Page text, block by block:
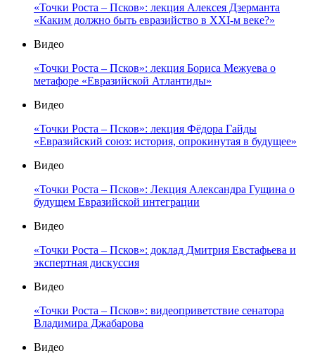
«Точки Роста – Псков»: лекция Алексея Дзерманта
«Каким должно быть евразийство в XXI-м веке?»
Видео
«Точки Роста – Псков»: лекция Бориса Межуева о
метафоре «Евразийской Атлантиды»
Видео
«Точки Роста – Псков»: лекция Фёдора Гайды
«Евразийский союз: история, опрокинутая в будущее»
Видео
«Точки Роста – Псков»: Лекция Александра Гущина о
будущем Евразийской интеграции
Видео
«Точки Роста – Псков»: доклад Дмитрия Евстафьева и
экспертная дискуссия
Видео
«Точки Роста – Псков»: видеоприветствие сенатора
Владимира Джабарова
Видео